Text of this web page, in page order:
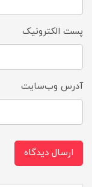
پست الکترونیک
آدرس وب‌سایت
ارسال دیدگاه